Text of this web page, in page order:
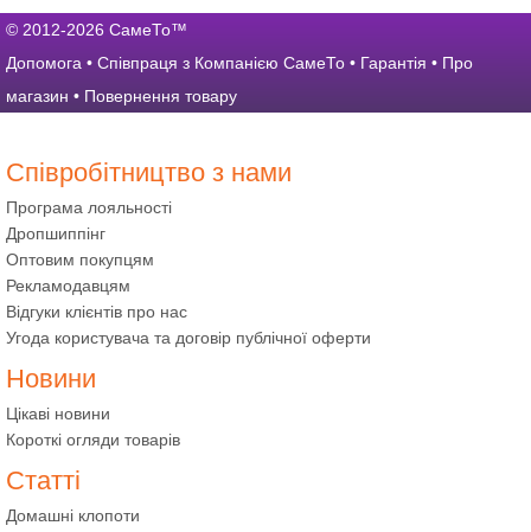
© 2012-2026 СамеТо™
Допомога • Співпраця з Компанією СамеТо • Гарантія • Про
магазин • Повернення товару
Співробітництво з нами
Програма лояльності
Дропшиппінг
Оптовим покупцям
Рекламодавцям
Відгуки клієнтів про нас
Угода користувача та договір публічної оферти
Новини
Цікаві новини
Короткі огляди товарів
Статті
Домашні клопоти